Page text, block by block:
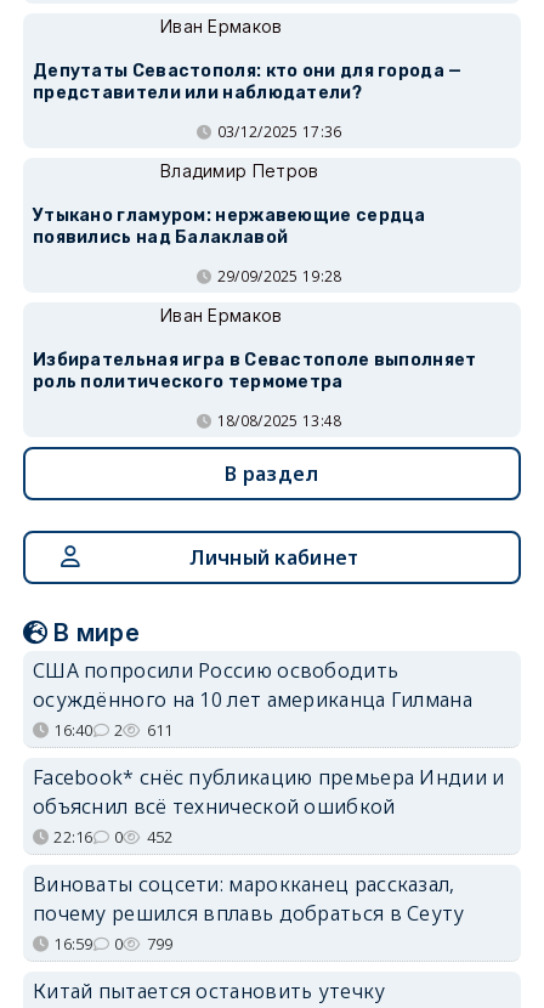
Иван Ермаков
Депутаты Севастополя: кто они для города —
представители или наблюдатели?
03/12/2025 17:36
Владимир Петров
Утыкано гламуром: нержавеющие сердца
появились над Балаклавой
29/09/2025 19:28
Иван Ермаков
Избирательная игра в Севастополе выполняет
роль политического термометра
18/08/2025 13:48
В раздел
Личный кабинет
В мире
США попросили Россию освободить
осуждённого на 10 лет американца Гилмана
16:40 2 611
Facebook* снёс публикацию премьера Индии и
объяснил всё технической ошибкой
22:16 0 452
Виноваты соцсети: марокканец рассказал,
почему решился вплавь добраться в Сеуту
16:59 0 799
Китай пытается остановить утечку